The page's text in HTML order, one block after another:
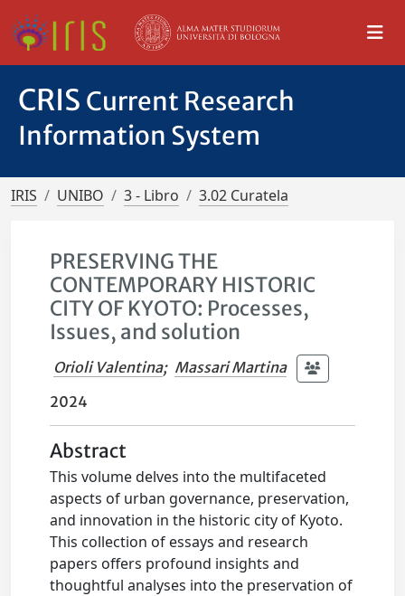
CRIS Current Research
Information System
IRIS UNIBO 3 - Libro 3.02 Curatela
PRESERVING THE
CONTEMPORARY HISTORIC
CITY OF KYOTO: Processes,
Issues, and solution
Orioli Valentina; Massari Martina
2024
Abstract
This volume delves into the multifaceted
aspects of urban governance, preservation,
and innovation in the historic city of Kyoto.
This collection of essays and research
papers offers profound insights and
thoughtful analyses into the preservation of